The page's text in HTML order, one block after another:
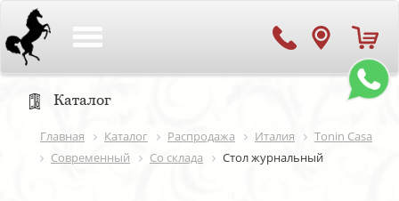
Каталог
Главная Каталог Распродажа Италия
Tonin Casa
Современный
Со склада Стол журнальный